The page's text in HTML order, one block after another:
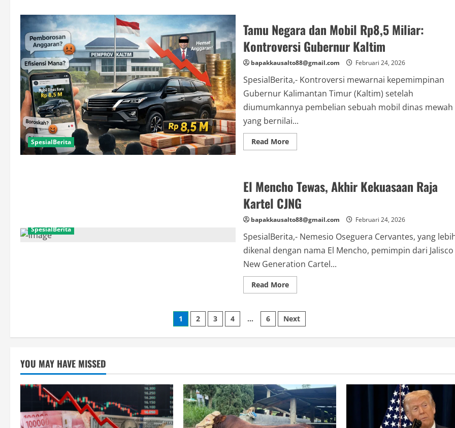
India
Sudah
Ada
di
Indonesia,
Bagaimana
Nasibnya?
SpesialBerita
Tamu Negara dan Mobil Rp8,5 Miliar:
Kontroversi Gubernur Kaltim
bapakkausalto88@gmail.com Februari 24, 2026
SpesialBerita,- Kontroversi mewarnai kepemimpinan
Gubernur Kalimantan Timur (Kaltim) setelah
diumumkannya pembelian sebuah mobil dinas mewah
yang bernilai...
Read MoreRead
more
Mobil
Rp8,5
Miliar:
Kontroversi
Gubernur
Kaltim
SpesialBerita
El Mencho Tewas, Akhir Kekuasaan Raja
Kartel CJNG
bapakkausalto88@gmail.com Februari 24, 2026
SpesialBerita,- Nemesio Oseguera Cervantes, yang
dikenal dengan nama El Mencho, pemimpin dari Jalisco
New Generation Cartel...
Read MoreRead
more
Mencho
Tewas,
Akhir
Paginasi
pos
1 2 3 4 … 6 Next
YOU MAY HAVE MISSED